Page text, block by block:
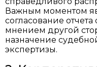
Важным моментом
согласование
мнением другой
назначение
экспертизы.